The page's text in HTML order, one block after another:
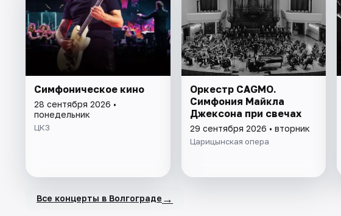
Симфоническое кино
28 сентября 2026 •
понедельник
ЦКЗ
Оркестр CAGMO.
Симфония Майкла
Джексона при свечах
29 сентября 2026 • вторник
Царицынская опера
Все концерты в Волгограде →